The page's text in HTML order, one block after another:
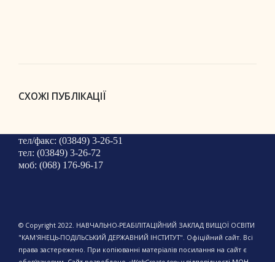
СХОЖІ ПУБЛІКАЦІЇ
тел/факс: (03849) 3-26-51
тел: (03849) 3-26-72
моб: (068) 176-96-17
© Copyright 2022. НАВЧАЛЬНО-РЕАБІЛІТАЦІЙНИЙ ЗАКЛАД ВИЩОЇ ОСВІТИ
"КАМ'ЯНЕЦЬ-ПОДІЛЬСЬКИЙ ДЕРЖАВНИЙ ІНСТИТУТ". Офіційний сайт. Всі
права застережено. При копіюванні матеріалів посилання на сайт є